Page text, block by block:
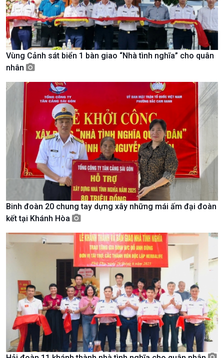
Thời sự 21h30
Bản tin
Chuyên mục
Theo dòng Thời sự
Chính trị
Tin Chính trị
Chính phủ với người dân
Quốc hội với cử tri
Đảng trong cuộc sống
Nhận diện sự thật
Pháp luật và đời sống
Tin thế giới
Vấn đề quốc tế
Hồ sơ sự kiện quốc tế
Thế giới & Việt Nam
Biên cương - Một dải vững
bền
Vùng Cảnh sát biển 1 bàn giao “Nhà tình nghĩa” cho quân
nhân
Binh đoàn 20 chung tay dựng xây những mái ấm đại đoàn
kết tại Khánh Hòa